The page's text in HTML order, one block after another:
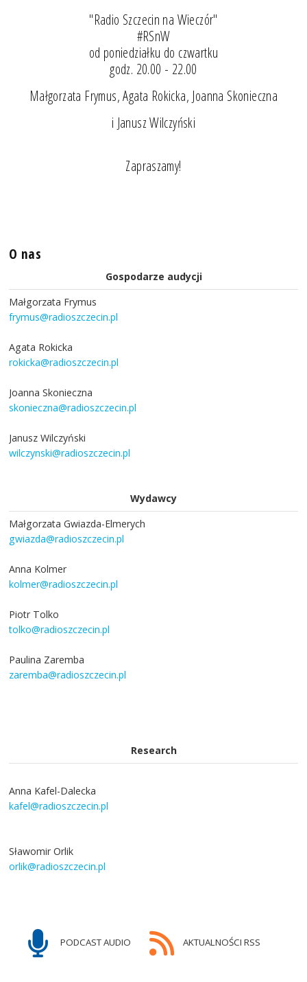
"Radio Szczecin na Wieczór"
#RSnW
od poniedziałku do czwartku
godz. 20.00 - 22.00
Małgorzata Frymus, Agata Rokicka, Joanna Skonieczna
i Janusz Wilczyński
Zapraszamy!
O nas
Gospodarze audycji
Małgorzata Frymus
frymus@radioszczecin.pl
Agata Rokicka
rokicka@radioszczecin.pl
Joanna Skonieczna
skonieczna@radioszczecin.pl
Janusz Wilczyński
wilczynski@radioszczecin.pl
Wydawcy
Małgorzata Gwiazda-Elmerych
gwiazda@radioszczecin.pl
Anna Kolmer
kolmer@radioszczecin.pl
Piotr Tolko
tolko@radioszczecin.pl
Paulina Zaremba
zaremba@radioszczecin.pl
Research
Anna Kafel-Dalecka
kafel@radioszczecin.pl
Sławomir Orlik
orlik@radioszczecin.pl
PODCAST AUDIO AKTUALNOŚCI RSS